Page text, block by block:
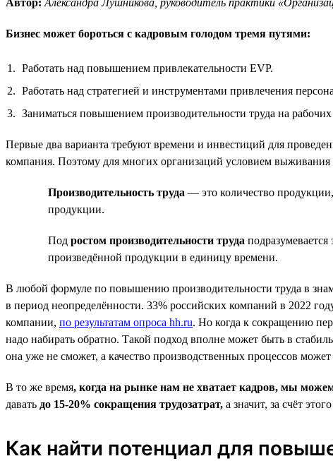
Бизнес может бороться с кадровым голодом тремя путями:
Работать над повышением привлекательности EVP.
Работать над стратегией и инструментами привлечения
Заниматься повышением производительности труда на рабочих
Первые два варианта требуют времени и инвестиций для
компания. Поэтому для многих организаций условием
Производительность труда — это количество
продукции.
Под ростом производительности труда
произведённой продукции в единицу времени.
В любой формуле по повышению производительности труда в
в период неопределённости. 33% российских компаний в 2022
компании, по результатам опроса hh.ru. Но когда к сокращению
надо набирать обратно. Такой подход вполне может быть в
она уже не сможет, а качество производственных процессов может
В то же время, когда на рынке нам не хватает кадров, мы
давать до 15‑20% сокращения трудозатрат, а значит, за счёт
Как найти потенциал для